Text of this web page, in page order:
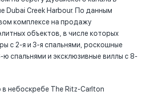
Dubai Creek Harbour. По данным
комплексе на продажу
объектов, в числе которых
с 2-я и 3-я спальнями, роскошные
ю спальнями и эксклюзивные виллы с 8-
небоскребе The Ritz-Carlton